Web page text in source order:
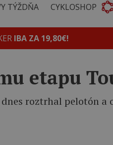
TÝŽDŇA CYKLOSHOP
IBA ZA 19,80€!
etapu
roztrhal pelotón a